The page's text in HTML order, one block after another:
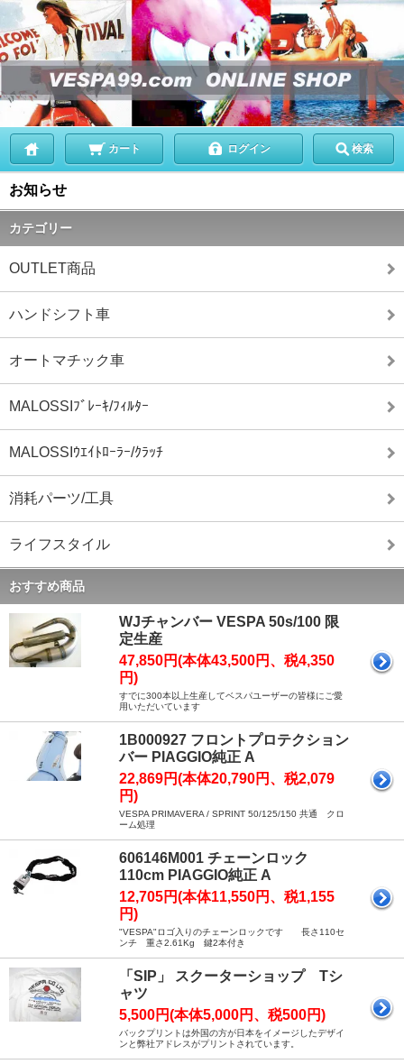
カート ログイン 検索
お知らせ
カテゴリー
OUTLET商品
ハンドシフト車
オートマチック車
MALOSSIﾌﾞﾚｰｷ/ﾌｨﾙﾀｰ
MALOSSIｳｴｲﾄﾛｰﾗｰ/ｸﾗｯﾁ
消耗パーツ/工具
ライフスタイル
おすすめ商品
WJチャンバー VESPA 50s/100 限
定生産
47,850円(本体43,500円、税4,350
円)
すでに300本以上生産してベスパユーザーの皆様にご愛
用いただいています
1B000927 フロントプロテクション
バー PIAGGIO純正 A
22,869円(本体20,790円、税2,079
円)
VESPA PRIMAVERA / SPRINT 50/125/150 共通 クロ
ーム処理
606146M001 チェーンロック
110cm PIAGGIO純正 A
12,705円(本体11,550円、税1,155
円)
"VESPA"ロゴ入りのチェーンロックです 長さ110セ
ンチ 重さ2.61Kg 鍵2本付き
「SIP」 スクーターショップ Tシ
ャツ
5,500円(本体5,000円、税500円)
バックプリントは外国の方が日本をイメージしたデザイ
ンと弊社アドレスがプリントされています。